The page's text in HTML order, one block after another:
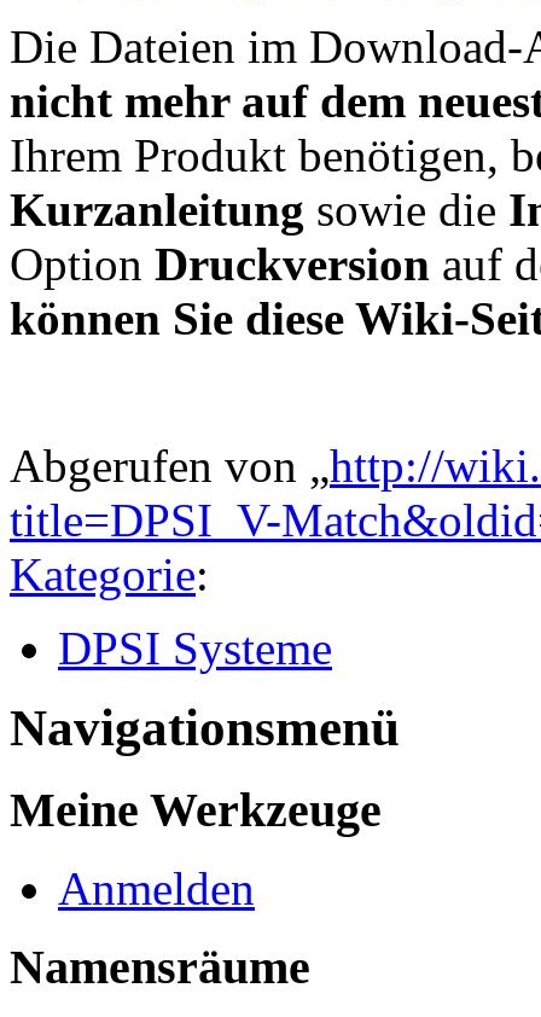
Die Dateien im
nicht mehr auf dem
Ihrem Produkt benötigen,
Kurzanleitung sowie die
Option Druckversion auf
können Sie diese Wiki-
Abgerufen von „http://
title=DPSI_V-
Kategorie:
DPSI Systeme
Navigationsmenü
Meine Werkzeuge
Anmelden
Namensräume